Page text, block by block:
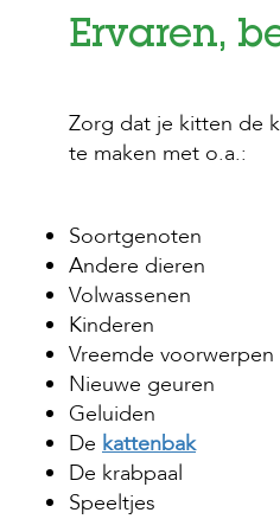
Ervaren,
Zorg dat je kitten de
te maken met o.a.:
Soortgenoten
Andere dieren
Volwassenen
Kinderen
Vreemde voorwerpen
Nieuwe geuren
Geluiden
De kattenbak
De krabpaal
Speeltjes